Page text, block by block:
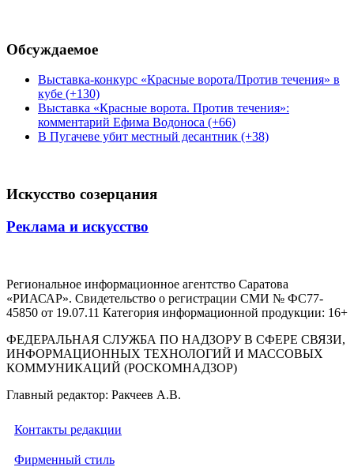
Обсуждаемое
Выставка-конкурс «Красные ворота/Против течения» в
кубе (+130)
Выставка «Красные ворота. Против течения»:
комментарий Ефима Водоноса (+66)
В Пугачеве убит местный десантник (+38)
Искусство созерцания
Реклама и искусство
Региональное информационное агентство Саратова
«РИАСАР». Свидетельство о регистрации СМИ № ФС77-
45850 от 19.07.11 Категория информационной продукции: 16+
ФЕДЕРАЛЬНАЯ СЛУЖБА ПО НАДЗОРУ В СФЕРЕ СВЯЗИ,
ИНФОРМАЦИОННЫХ ТЕХНОЛОГИЙ И МАССОВЫХ
КОММУНИКАЦИЙ (РОСКОМНАДЗОР)
Главный редактор: Ракчеев А.В.
Контакты редакции
Фирменный стиль